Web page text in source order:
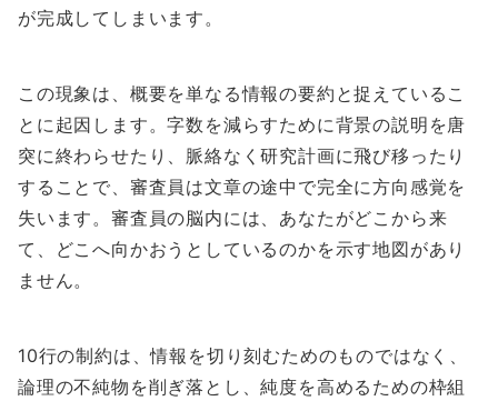
が完成してしまいます。
この現象は、概要を単なる情報の要約と捉えているこ
とに起因します。字数を減らすために背景の説明を唐
突に終わらせたり、脈絡なく研究計画に飛び移ったり
することで、審査員は文章の途中で完全に方向感覚を
失います。審査員の脳内には、あなたがどこから来
て、どこへ向かおうとしているのかを示す地図があり
ません。
10行の制約は、情報を切り刻むためのものではなく、
論理の不純物を削ぎ落とし、純度を高めるための枠組